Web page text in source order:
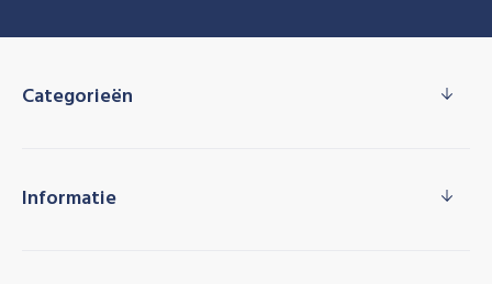
Categorieën
Informatie